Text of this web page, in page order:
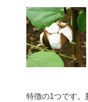
特徴の1つです。